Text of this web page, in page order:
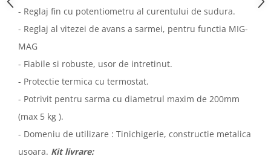
- Reglaj fin cu potentiometru al curentului de sudura.
- Reglaj al vitezei de avans a sarmei, pentru functia MIG-
MAG
- Fiabile si robuste, usor de intretinut.
- Protectie termica cu termostat.
- Potrivit pentru sarma cu diametrul maxim de 200mm
(max 5 kg ).
- Domeniu de utilizare : Tinichigerie, constructie metalica
usoara. Kit livrare: